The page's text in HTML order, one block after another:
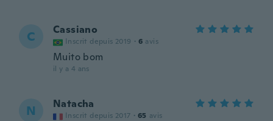
C Cassiano
Inscrit depuis 2019 · 6 avis
Muito bom
il y a 4 ans
N Natacha
Inscrit depuis 2017 · 65 avis